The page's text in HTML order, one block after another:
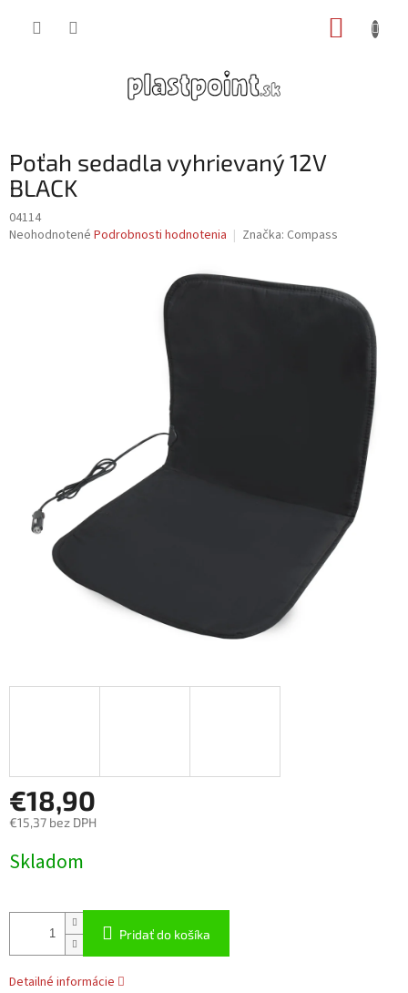
Poťah sedadla vyhrievaný 12V
BLACK
04114
Priemerné
Neohodnotené Podrobnosti hodnotenia Značka: Compass
€18,90
€15,37 bez DPH
cena:
Skladom
Pridať do košíka
Detailné informácie